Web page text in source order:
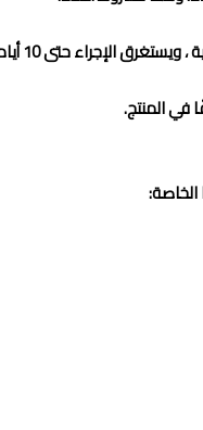
استلام المنتج المرتجع ومراجعته.
في المنتج.
الخاصة: